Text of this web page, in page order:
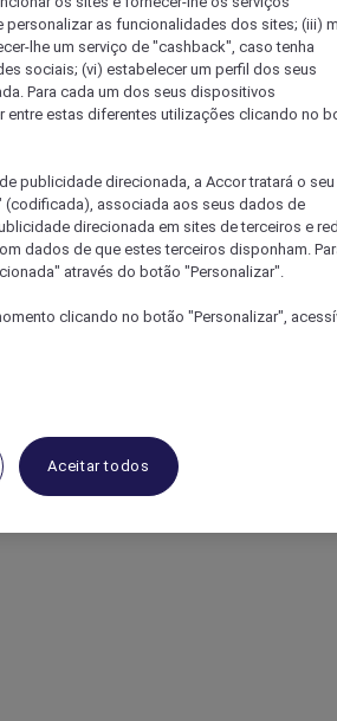
as funcionalidades dos sites; (iii)
lhe um serviço de "cashback", caso tenha
sociais; (vi) estabelecer um perfil dos seus
Para cada um dos seus dispositivos
entre estas diferentes utilizações clicando no
publicidade direcionada, a Accor tratará o seu
(codificada), associada aos seus dados de
direcionada em sites de terceiros e
dados de que estes terceiros disponham.
através do botão "Personalizar".
clicando no botão "Personalizar",
Aceitar todos